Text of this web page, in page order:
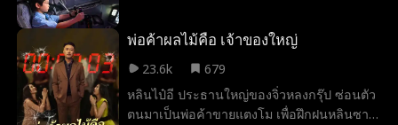
เก้าพันเมตร เปลวไฟลุกไหม้บริเวณปีกเครื่อง
กระหน่ำ ทุกชีวิตตกอยู่ในอันตราย จังหวะนั้น
เขาต้องใช้ร่างของเด็กน้อยวัยแปดขวบเพื่อหยุด
เครื่องบินตก ช่วยชีวิตพ่อที่เคยเสียชีวิตขณะ
พ่อค้าผลไม้คือ เจ้าของใหญ่
23.6k
679
หลินไป๋อี ประธานใหญ่ของจิ่วหลงกรุ๊ป ซ่อนตัว
ตนมาเป็นพ่อค้าขายแตงโม เพื่อฝึกฝนหลินซาน